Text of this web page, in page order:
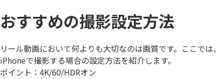
おすすめの撮影設定方法
リール動画において何よりも大切なのは画質です。ここでは、
iPhoneで撮影する場合の設定方法を紹介します。
ポイント：4K/60/HDRオン